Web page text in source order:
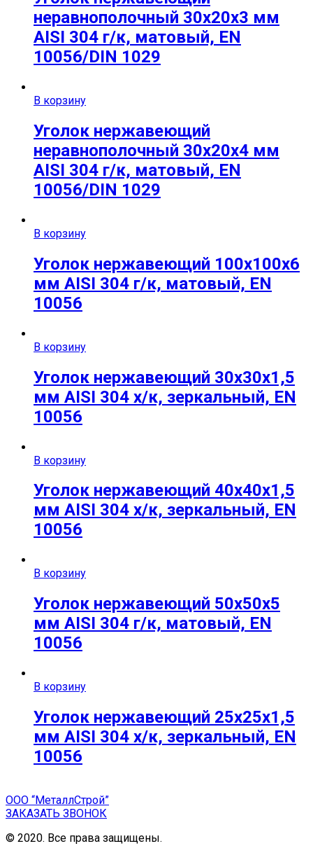
неравнополочный 30х20х3 мм
AISI 304 г/к, матовый, EN
10056/DIN 1029
В корзину
Уголок нержавеющий
неравнополочный 30х20х4 мм
AISI 304 г/к, матовый, EN
10056/DIN 1029
В корзину
Уголок нержавеющий 100х100х6
мм AISI 304 г/к, матовый, EN
10056
В корзину
Уголок нержавеющий 30х30х1,5
мм AISI 304 х/к, зеркальный, EN
10056
В корзину
Уголок нержавеющий 40х40х1,5
мм AISI 304 х/к, зеркальный, EN
10056
В корзину
Уголок нержавеющий 50х50х5
мм AISI 304 г/к, матовый, EN
10056
В корзину
Уголок нержавеющий 25х25х1,5
мм AISI 304 х/к, зеркальный, EN
10056
ООО “МеталлСтрой”
ЗАКАЗАТЬ ЗВОНОК
© 2020. Все права защищены.